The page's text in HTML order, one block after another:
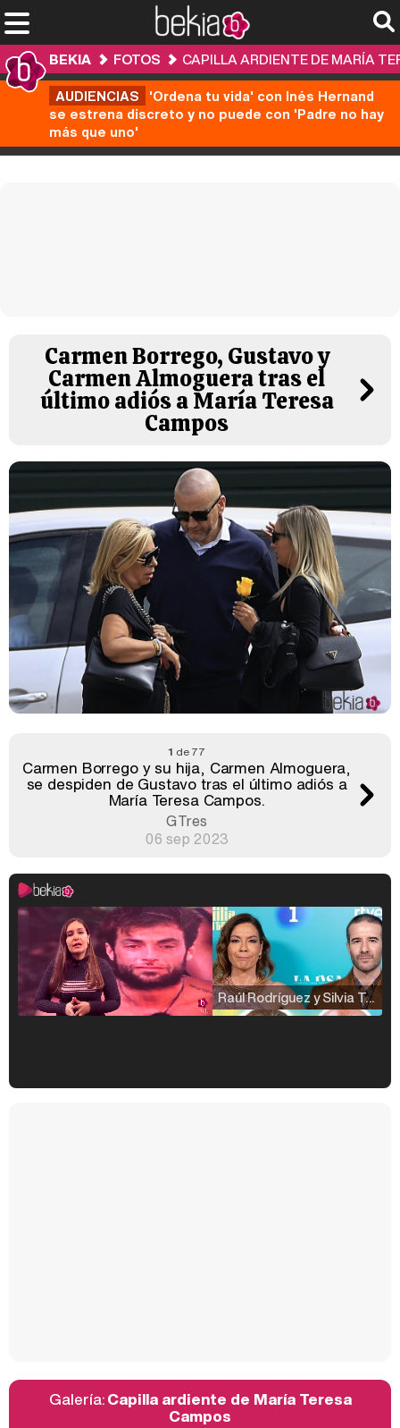
BEKIA FOTOS
CAPILLA ARDIENTE DE MARÍA
AUDIENCIAS 'Ordena tu vida' con Inés Hernand
se estrena discreto y no puede con 'Padre no hay
más que uno'
Carmen Borrego, Gustavo y
Carmen Almoguera tras el
último adiós a María Teresa
Campos
1 de 77
Carmen Borrego y su hija, Carmen Almoguera,
se despiden de Gustavo tras el último adiós a
María Teresa Campos.
GTres
06 sep 2023
Raúl Rodríguez y Silvia Taulés nos cuentan su papel en 'La familia de la tele'
Galería:Capilla ardiente de María Teresa
Campos